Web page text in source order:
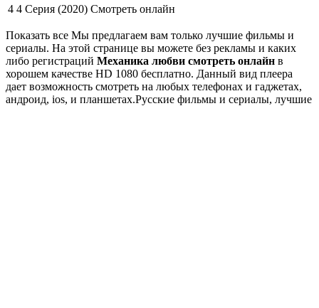
4 4 Серия (2020) Смотреть онлайн
Показать все Мы предлагаем вам только лучшие фильмы и
сериалы. На этой странице вы можете без рекламы и каких
либо регистраций Механика любви смотреть онлайн в
хорошем качестве HD 1080 бесплатно. Данный вид плеера
дает возможность смотреть на любых телефонах и гаджетах,
андроид, ios, и планшетах.Русские фильмы и сериалы, лучшие